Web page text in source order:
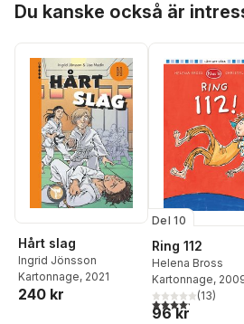
Du kanske också är
Hårt slag
Ingrid Jönsson
Kartonnage, 2021
240 kr
Del 10
Ring 112
Helena Bross
Kartonnage,
4,2utav 5(13)
96 kr